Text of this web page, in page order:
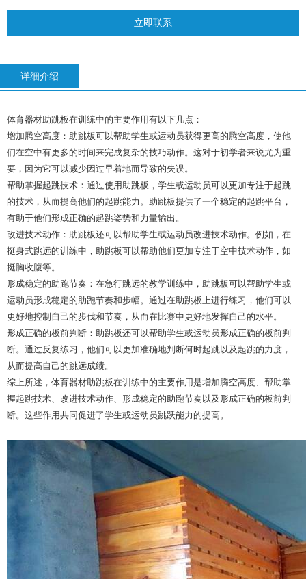
立即联系
详细介绍
体育器材助跳板在训练中的主要作用有以下几点：
增加腾空高度：助跳板可以帮助学生或运动员获得更高的腾空高度，使他
们在空中有更多的时间来完成复杂的技巧动作。这对于初学者来说尤为重
要，因为它可以减少因过早着地而导致的失误。
帮助掌握起跳技术：通过使用助跳板，学生或运动员可以更加专注于起跳
的技术，从而提高他们的起跳能力。助跳板提供了一个稳定的起跳平台，
有助于他们形成正确的起跳姿势和力量输出。
改进技术动作：助跳板还可以帮助学生或运动员改进技术动作。例如，在
挺身式跳远的训练中，助跳板可以帮助他们更加专注于空中技术动作，如
挺胸收腹等。
形成稳定的助跑节奏：在急行跳远的教学训练中，助跳板可以帮助学生或
运动员形成稳定的助跑节奏和步幅。通过在助跳板上进行练习，他们可以
更好地控制自己的步伐和节奏，从而在比赛中更好地发挥自己的水平。
形成正确的板前判断：助跳板还可以帮助学生或运动员形成正确的板前判
断。通过反复练习，他们可以更加准确地判断何时起跳以及起跳的力度，
从而提高自己的跳远成绩。
综上所述，体育器材助跳板在训练中的主要作用是增加腾空高度、帮助掌
握起跳技术、改进技术动作、形成稳定的助跑节奏以及形成正确的板前判
断。这些作用共同促进了学生或运动员跳跃能力的提高。